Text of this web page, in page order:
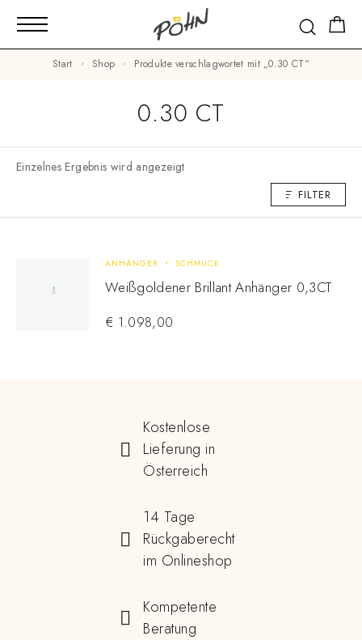
Start Shop Produkte verschlagwortet mit „0.30 CT“
0.30 CT
Einzelnes Ergebnis wird angezeigt
FILTER
ANHÄNGER SCHMUCK
Weißgoldener Brillant Anhänger 0,3CT
€ 1.098,00
Kostenlose
Lieferung in
Österreich
14 Tage
Rückgaberecht
im Onlineshop
Kompetente
Beratung